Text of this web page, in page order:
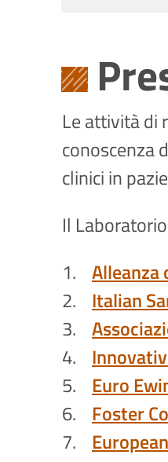
Le attività di
conoscenza
clinici in
Il
1. Alleanza
2. Italian
3.
4.
5. Euro
6. Foster
7.